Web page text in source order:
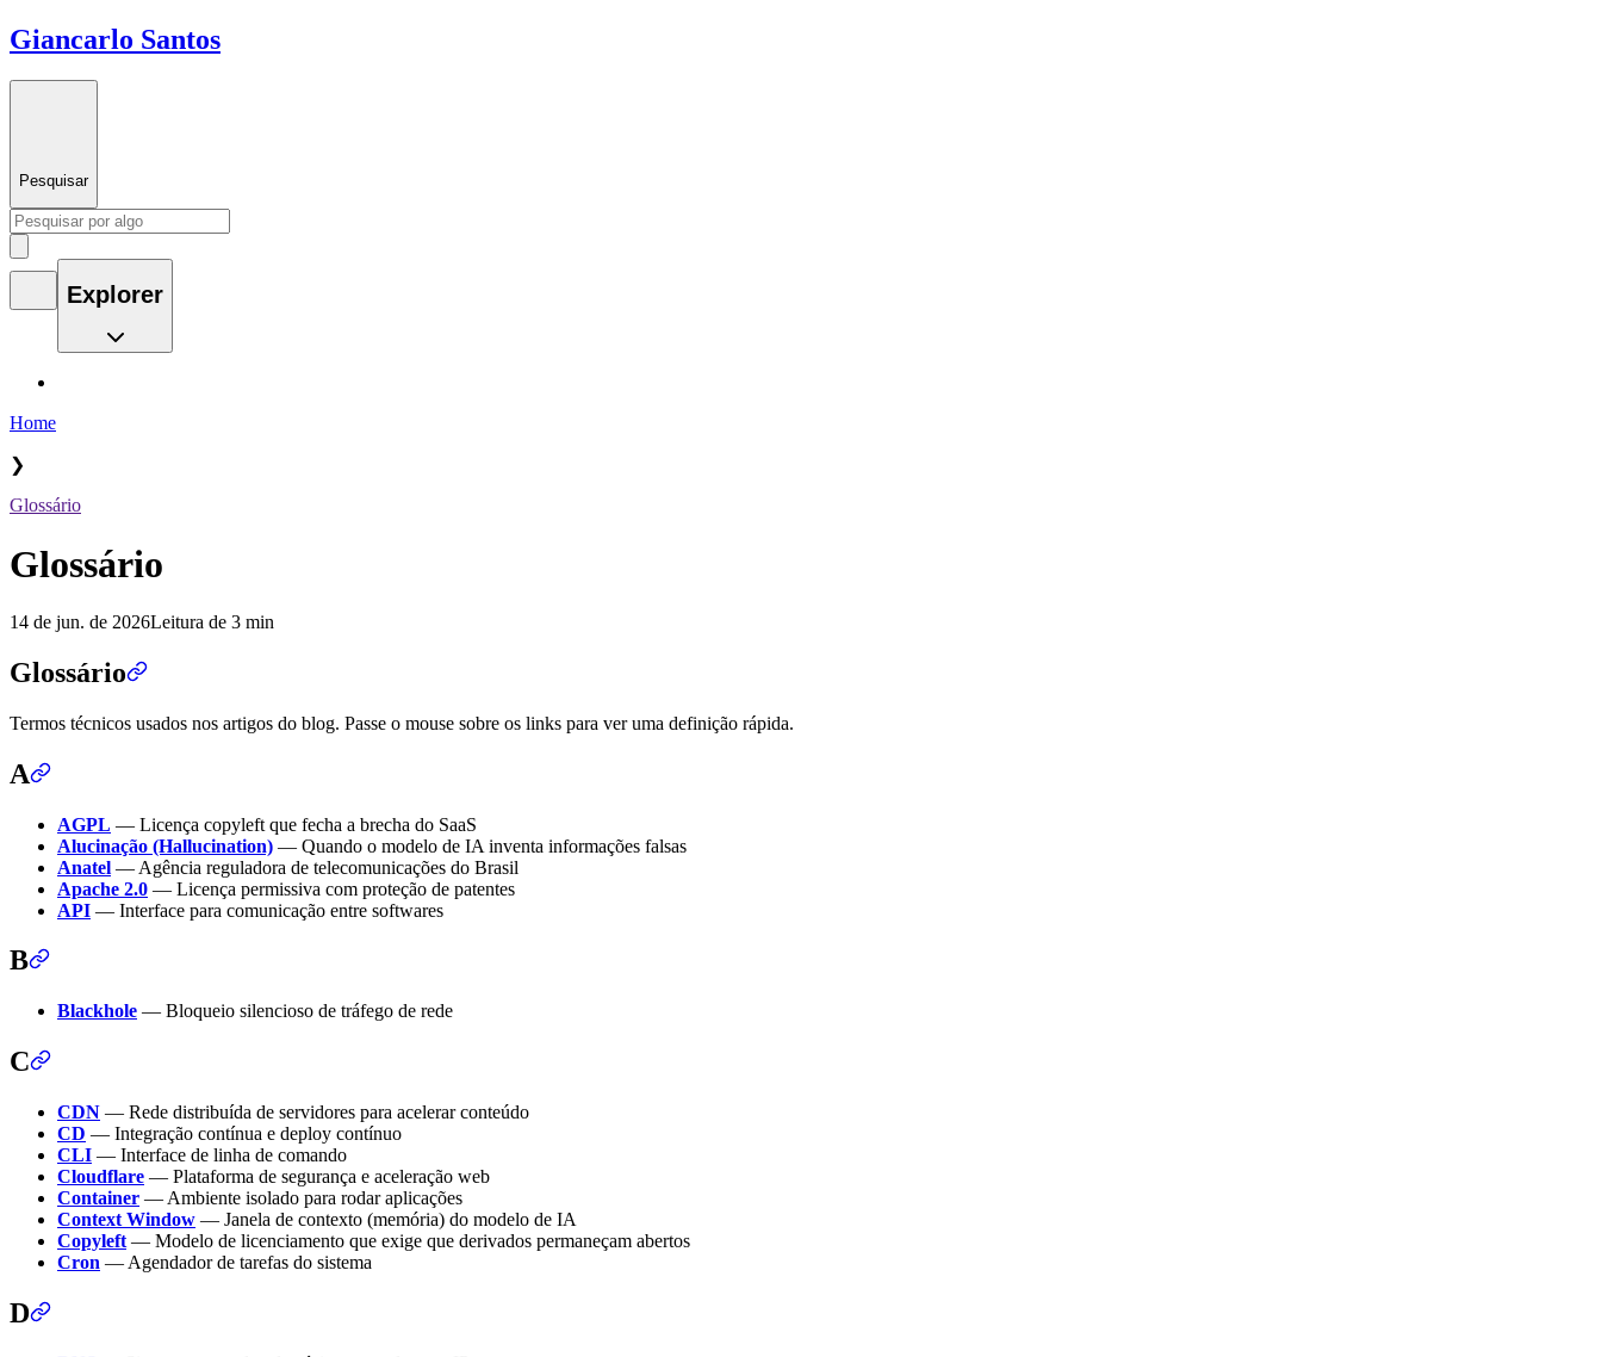
Giancarlo Santos
Pesquisar
Explorer
Home
❯
Glossário
Glossário
14 de jun. de 2026Leitura de 3 min
Glossário
Termos técnicos usados nos artigos do blog. Passe o mouse sobre os links para ver uma definição rápida.
A
AGPL — Licença copyleft que fecha a brecha do SaaS
Alucinação (Hallucination) — Quando o modelo de IA inventa informações falsas
Anatel — Agência reguladora de telecomunicações do Brasil
Apache 2.0 — Licença permissiva com proteção de patentes
API — Interface para comunicação entre softwares
B
Blackhole — Bloqueio silencioso de tráfego de rede
C
CDN — Rede distribuída de servidores para acelerar conteúdo
CD — Integração contínua e deploy contínuo
CLI — Interface de linha de comando
Cloudflare — Plataforma de segurança e aceleração web
Container — Ambiente isolado para rodar aplicações
Context Window — Janela de contexto (memória) do modelo de IA
Copyleft — Modelo de licenciamento que exige que derivados permaneçam abertos
Cron — Agendador de tarefas do sistema
D